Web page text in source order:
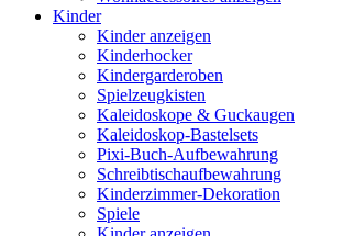
Kinder
Kinder anzeigen
Kinderhocker
Kindergarderoben
Spielzeugkisten
Kaleidoskope & Guckaugen
Kaleidoskop-Bastelsets
Pixi-Buch-Aufbewahrung
Schreibtischaufbewahrung
Kinderzimmer-Dekoration
Spiele